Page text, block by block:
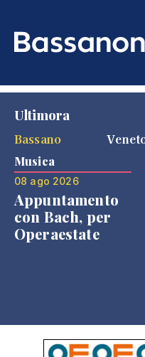
Ultimora
Bassano
Musica
08 ago 2026
Appuntamento
con Bach, per
Operaestate